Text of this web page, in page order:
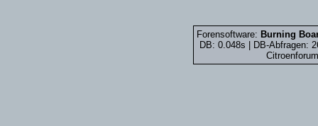
Forensoftware: Burning
DB: 0.048s | DB-Abfragen: